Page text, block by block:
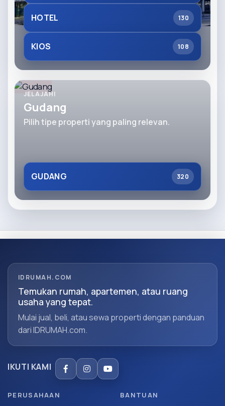
HOTEL 130
KIOS 108
JELAJAHI
Gudang
Pilih tipe properti yang paling relevan.
GUDANG 320
IDRUMAH.COM
Temukan rumah, apartemen, atau ruang
usaha yang tepat.
Mulai jual, beli, atau sewa properti dengan panduan
dari IDRUMAH.com.
IKUTI KAMI
PERUSAHAAN BANTUAN